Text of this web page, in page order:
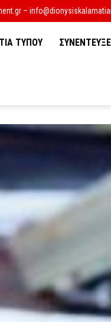
–
ΤΥΠΟΥ